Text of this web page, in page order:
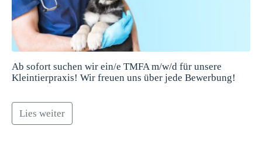
Ab sofort suchen wir ein/e TMFA m/w/d für unsere
Kleintierpraxis! Wir freuen uns über jede Bewerbung!
Lies weiter